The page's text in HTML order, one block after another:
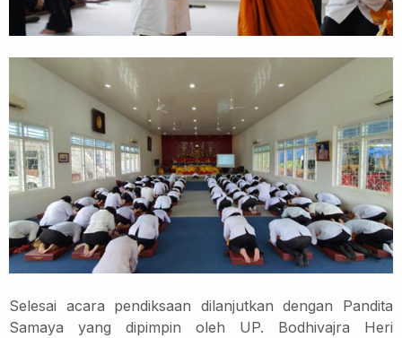
Selesai acara pendiksaan dilanjutkan dengan Pandita
Samaya yang dipimpin oleh UP. Bodhivajra Heri